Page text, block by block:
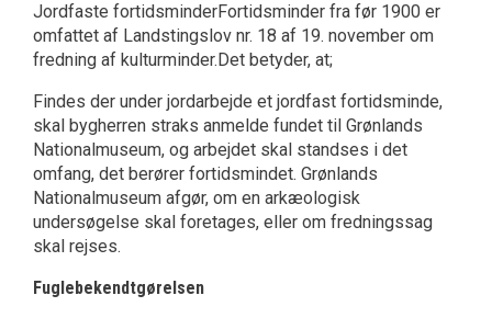
Jordfaste fortidsminderFortidsminder fra før 1900 er
omfattet af Landstingslov nr. 18 af 19. november om
fredning af kulturminder.Det betyder, at;
Findes der under jordarbejde et jordfast fortidsminde,
skal bygherren straks anmelde fundet til Grønlands
Nationalmuseum, og arbejdet skal standses i det
omfang, det berører fortidsmindet. Grønlands
Nationalmuseum afgør, om en arkæologisk
undersøgelse skal foretages, eller om fredningssag
skal rejses.
Fuglebekendtgørelsen